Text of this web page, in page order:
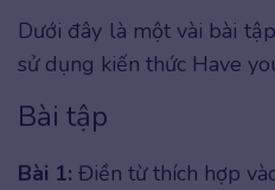
Dưới đây là một vài bài
sử dụng kiến thức Have
Bài tập
Bài 1: Điền từ thích hợp